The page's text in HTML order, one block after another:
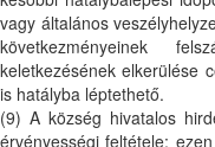
vagy általános
következményeinek
keletkezésének elkerülése
is hatályba léptethető.
(9) A község hivatalos
érvényességi feltétele;